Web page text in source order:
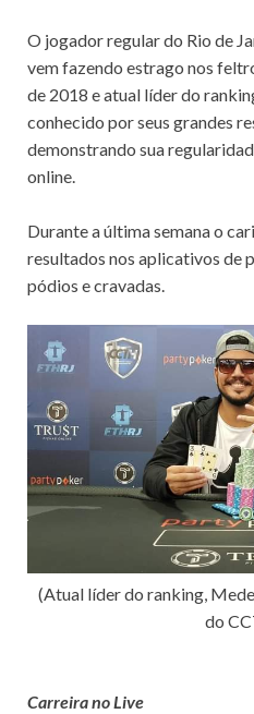
a
t
s
p
p
c
e
b
o
k
i
t
t
r
O jogador regular do Rio de
vem fazendo estrago nos
de 2018 e atual líder do
conhecido por seus grandes
demonstrando sua
online.
Durante a última semana o
resultados nos aplicativos de
pódios e cravadas.
(Atual líder do ranking,
do
Carreira no Live